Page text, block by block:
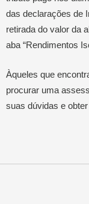
das declarações de
retirada do valor da
aba “Rendimentos
Àqueles que
procurar uma
suas dúvidas e